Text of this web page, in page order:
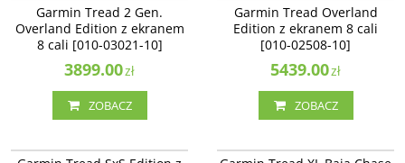
NOWOŚĆ NAJLEPSZE
Edition z ekranem 8 cali [010-
03021-10]
Garmin Tread 2 Gen.
Overland Edition z ekranem
8 cali [010-03021-10]
3899.00zł
ZOBACZ
NAJLEPSZE
ekranem 8 cali [010-02406-10]
Garmin Tread Overland
Edition z ekranem 8 cali
[010-02508-10]
5439.00zł
ZOBACZ
BESTSELLER
Garmin Tread SxS Edition z
NOWOŚĆ
Garmin Tread XL Baja Chase